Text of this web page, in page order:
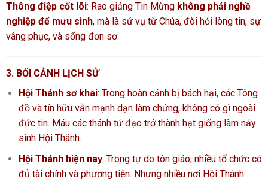
Thông điệp cốt lõi: Rao giảng Tin Mừng không phải nghề
nghiệp để mưu sinh, mà là sứ vụ từ Chúa, đòi hỏi lòng tin, sự
vâng phục, và sống đơn sơ.
3. BỐI CẢNH LỊCH SỬ
Hội Thánh sơ khai: Trong hoàn cảnh bị bách hại, các Tông
đồ và tín hữu vẫn mạnh dạn làm chứng, không có gì ngoài
đức tin. Máu các thánh tử đạo trở thành hạt giống làm nảy
sinh Hội Thánh.
Hội Thánh hiện nay: Trong tự do tôn giáo, nhiều tổ chức có
đủ tài chính và phương tiện. Nhưng nhiều nơi Hội Thánh